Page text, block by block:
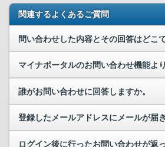
関連するよくあるご質問
誰がお問い合わせに回答しますか。
登録したメールアドレスにメールが届